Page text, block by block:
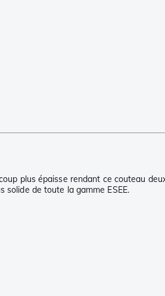
plus épaisse rendant ce couteau
solide de toute la gamme ESEE.